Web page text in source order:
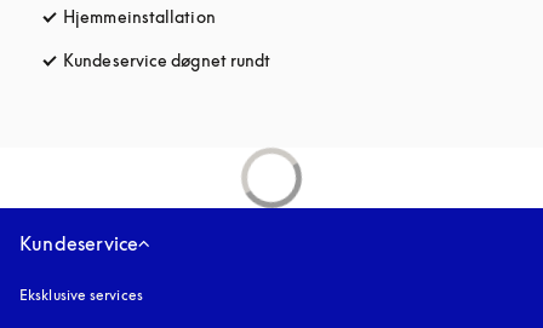
Hjemmeinstallation
Kundeservice døgnet rundt
Kundeservice
Eksklusive services